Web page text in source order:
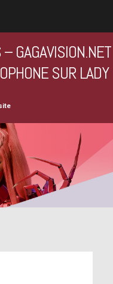
GAGAVISION.NET
SUR LADY